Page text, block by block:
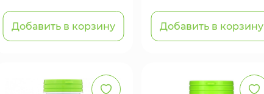
Добавить в корзину Добавить в корзину